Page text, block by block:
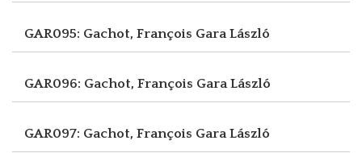
GAR095: Gachot, François Gara László
GAR096: Gachot, François Gara László
GAR097: Gachot, François Gara László